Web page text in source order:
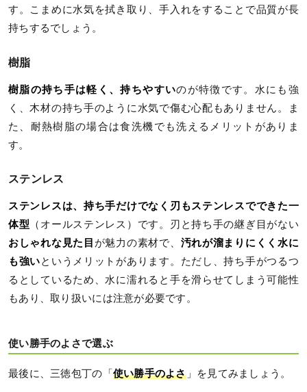
す。こまめに水気を拭き取り、手入れをすることで品質が長
持ちするでしょう。
樹脂
樹脂の持ち手は軽く、持ちやすいのが特徴です。水にも強
く、木材の持ち手のように水気で傷む心配もありません。ま
た、耐熱樹脂の場合は食洗機でも洗えるメリットがありま
す。
ステンレス
ステンレスは、持ち手だけでなく刃もステンレスでできた一
体型 （オールステンレス）です。刃と持ち手の継ぎ目がない
おしゃれな見た目 が魅力の素材で、 汚れが溜まりにくく水に
も強いというメリットがあります。ただし、持ち手がつるつ
るとしているため、水に濡れると手を滑らせてしまう可能性
もあり、取り扱いには注意が必要です。
使い勝手のよさで選ぶ
最後に、三徳包丁の「 使い勝手のよさ」を見てみましょう。